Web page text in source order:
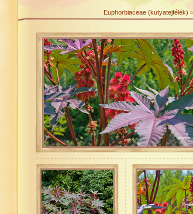
Euphorbiaceae (kutyatejfélék)